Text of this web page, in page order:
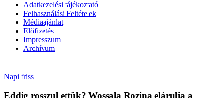
Adatkezelési tájékoztató
Felhasználási Feltételek
Médiaajánlat
Előfizetés
Impresszum
Archívum
Napi friss
Eddig rosszul ettük? Wossala Rozina elárulja a